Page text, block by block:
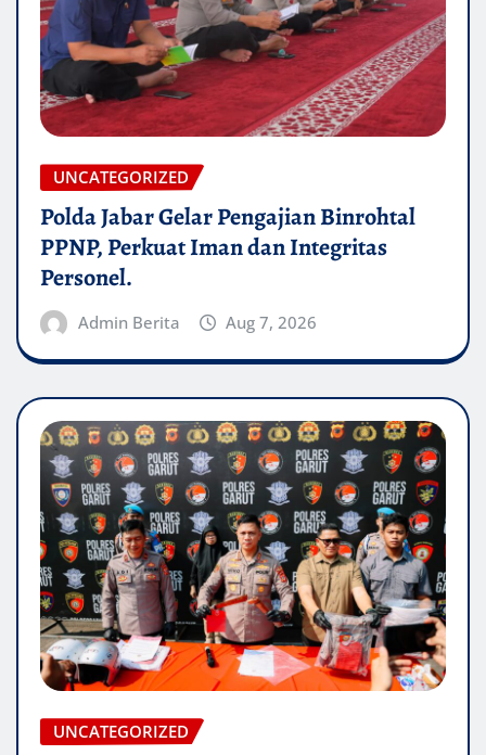
UNCATEGORIZED
Polda Jabar Gelar Pengajian Binrohtal
PPNP, Perkuat Iman dan Integritas
Personel.
Admin Berita Aug 7, 2026
UNCATEGORIZED